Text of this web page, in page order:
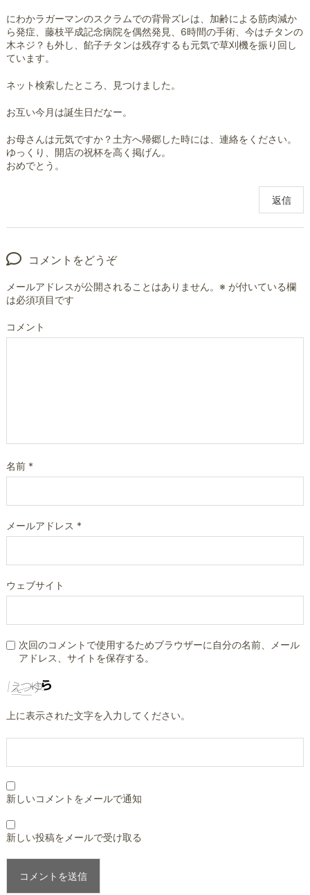
にわかラガーマンのスクラムでの背骨ズレは、加齢による筋肉減か
ら発症、藤枝平成記念病院を偶然発見、6時間の手術、今はチタンの
木ネジ？も外し、餡子チタンは残存するも元気で草刈機を振り回し
ています。
ネット検索したところ、見つけました。
お互い今月は誕生日だなー。
お母さんは元気ですか？土方へ帰郷した時には、連絡をください。
ゆっくり、開店の祝杯を高く掲げん。
おめでとう。
返信
コメントをどうぞ
メールアドレスが公開されることはありません。 ※ が付いている欄
は必須項目です
コメント
名前 *
メールアドレス *
ウェブサイト
次回のコメントで使用するためブラウザーに自分の名前、メール
アドレス、サイトを保存する。
上に表示された文字を入力してください。
新しいコメントをメールで通知
新しい投稿をメールで受け取る